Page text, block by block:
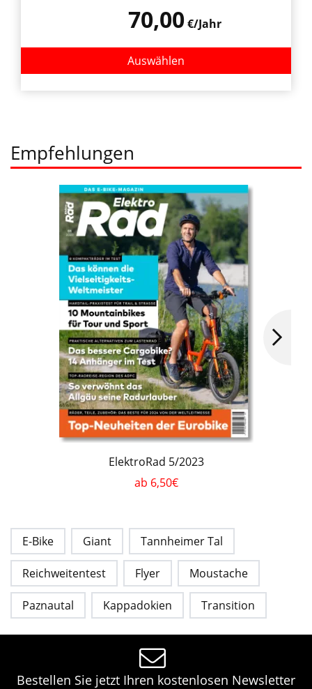
70,00€/Jahr
Auswählen
Empfehlungen
ElektroRad 5/2023
ab 6,50€
E-Bike Giant Tannheimer Tal
Reichweitentest Flyer Moustache
Paznautal Kappadokien Transition
Bestellen Sie jetzt Ihren kostenlosen Newsletter